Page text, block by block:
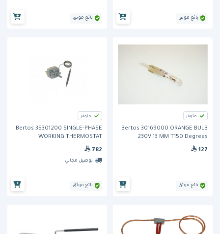
بائع موثق بائع موثق
متوفر
Bertos 30169000 ORANGE BULB
230V 13 MM T150 Degrees
127
بائع موثق
متوفر
Bertos 35301200 SINGLE-PHASE
WORKING THERMOSTAT
782
توصيل مجاني
بائع موثق